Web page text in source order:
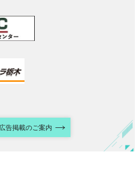
広告掲載のご案内